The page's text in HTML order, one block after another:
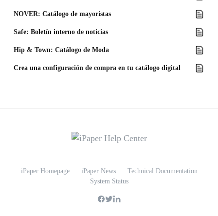
NOVER: Catálogo de mayoristas
Safe: Boletín interno de noticias
Hip & Town: Catálogo de Moda
Crea una configuración de compra en tu catálogo digital
iPaper Homepage iPaper News
Technical Documentation
System Status